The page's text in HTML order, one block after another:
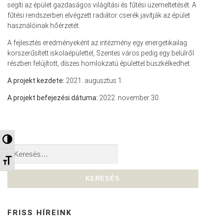
Nagy kontraszt váltása
Betűméret váltása
segíti az épület gazdaságos világítási és fűtési üzemeltetését. A
fűtési rendszerben elvégzett radiátor cserék javítják az épület
használóinak hőérzetét.
A fejlesztés eredményeként az intézmény egy energetikailag
korszerűsített iskolaépülettel, Szentes város pedig egy belülről
részben felújított, díszes homlokzatú épülettel büszkélkedhet.
A projekt kezdete: 2021. augusztus 1.
A projekt befejezési dátuma: 2022. november 30.
Keresés:
FRISS HÍREINK